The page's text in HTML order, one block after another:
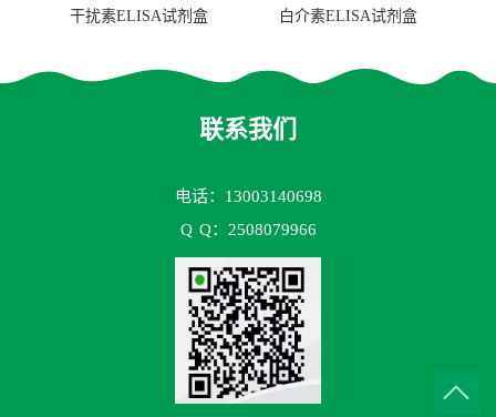
干扰素ELISA试剂盒 白介素ELISA试剂盒
联系我们
电话：13003140698
Q Q：2508079966